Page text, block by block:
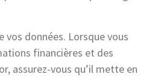
vos données. Lorsque vous
financières et des
assurez-vous qu’il mette en